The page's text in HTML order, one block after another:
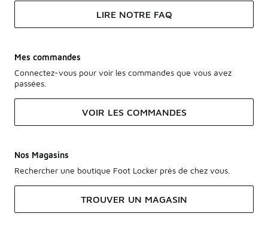
LIRE NOTRE FAQ
Mes commandes
Connectez-vous pour voir les commandes que vous avez
passées.
VOIR LES COMMANDES
Nos Magasins
Rechercher une boutique Foot Locker près de chez vous.
TROUVER UN MAGASIN